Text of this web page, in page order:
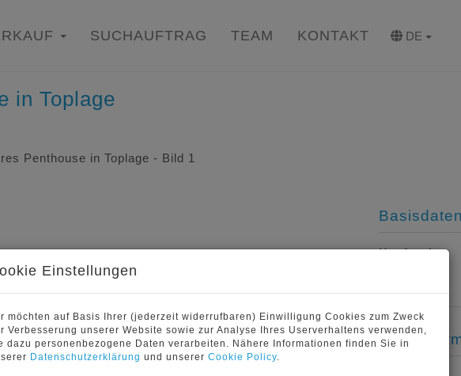
SUCHAUFTRAG TEAM KONTAKT DE
in Toplage
Kaufpreis
Einstellungen
möchten auf Basis Ihrer (jederzeit widerrufbaren) Einwilligung Cookies zum Zweck
Verbesserung unserer Website sowie zur Analyse Ihres Userverhaltens verwenden,
dazu personenbezogene Daten verarbeiten. Nähere Informationen finden Sie in
Datenschutzerklärung und unserer Cookie Policy.